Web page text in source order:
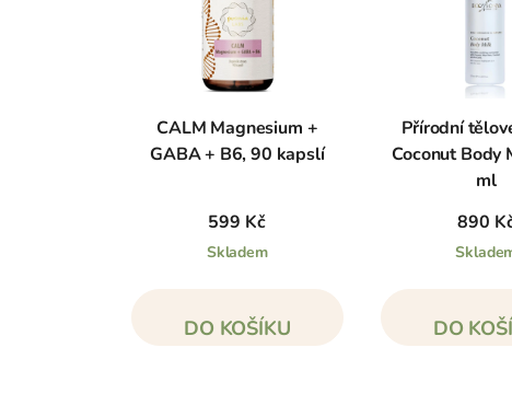
CALM Magnesium +
GABA + B6, 90 kapslí
599 Kč
Skladem
DO KOŠÍKU
Přírodní
Coconut Body
ml
890
DO